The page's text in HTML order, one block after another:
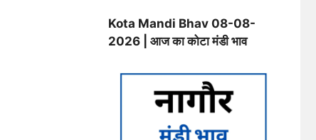
Kota Mandi Bhav 08-08-
2026 | आज का कोटा मंडी भाव